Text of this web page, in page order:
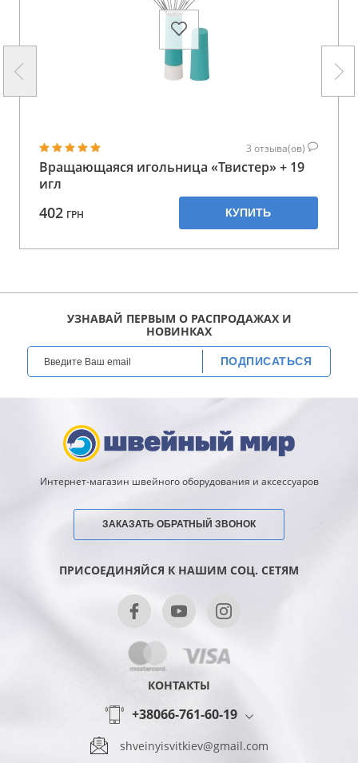
3 отзыва(ов)
Вращающаяся игольница «Твистер» + 19
игл
402 ГРН КУПИТЬ
УЗНАВАЙ ПЕРВЫМ О РАСПРОДАЖАХ И
НОВИНКАХ
ПОДПИСАТЬСЯ
Интернет-магазин швейного оборудования и аксессуаров
ЗАКАЗАТЬ ОБРАТНЫЙ ЗВОНОК
ПРИСОЕДИНЯЙСЯ К НАШИМ СОЦ. СЕТЯМ
КОНТАКТЫ
+38066-761-60-19
shveinyisvitkiev@gmail.com